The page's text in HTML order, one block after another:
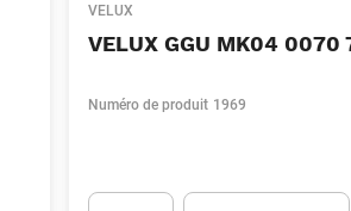
VELUX
VELUX GGU MK04 0070
Numéro de produit 1969
Unité